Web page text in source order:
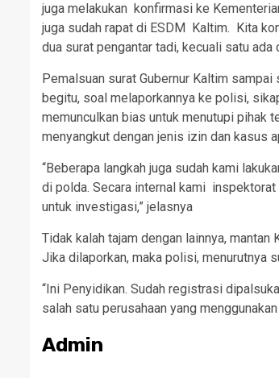
juga melakukan konfirmasi ke
juga sudah rapat di ESDM Kaltim. Kita
dua surat pengantar tadi, kecuali satu ada
Pemalsuan surat Gubernur Kaltim
begitu, soal melaporkannya ke polisi,
memunculkan bias untuk menutupi pihak
menyangkut dengan jenis izin dan kasus
“Beberapa langkah juga sudah kami
di polda. Secara internal kami inspektorat
untuk investigasi,” jelasnya
Tidak kalah tajam dengan lainnya,
Jika dilaporkan, maka polisi, menurutnya
“Ini Penyidikan. Sudah registrasi
salah satu perusahaan yang
Admin